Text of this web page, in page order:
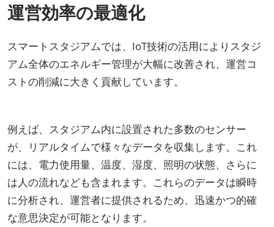
運営効率の最適化
スマートスタジアムでは、IoT技術の活用によりスタジ
アム全体のエネルギー管理が大幅に改善され、運営コ
ストの削減に大きく貢献しています。
例えば、スタジアム内に設置された多数のセンサー
が、リアルタイムで様々なデータを収集します。これ
には、電力使用量、温度、湿度、照明の状態、さらに
は人の流れなども含まれます。これらのデータは瞬時
に分析され、運営者に提供されるため、迅速かつ的確
な意思決定が可能となります。